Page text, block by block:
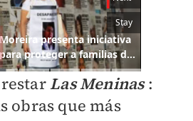
Las Meninas:
obras que más